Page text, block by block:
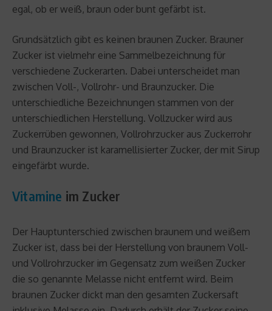
egal, ob er weiß, braun oder bunt gefärbt ist.
Grundsätzlich gibt es keinen braunen Zucker. Brauner
Zucker ist vielmehr eine Sammelbezeichnung für
verschiedene Zuckerarten. Dabei unterscheidet man
zwischen Voll-, Vollrohr- und Braunzucker. Die
unterschiedliche Bezeichnungen stammen von der
unterschiedlichen Herstellung. Vollzucker wird aus
Zuckerrüben gewonnen, Vollrohrzucker aus Zuckerrohr
und Braunzucker ist karamellisierter Zucker, der mit Sirup
eingefärbt wurde.
Vitamine im Zucker
Der Hauptunterschied zwischen braunem und weißem
Zucker ist, dass bei der Herstellung von braunem Voll-
und Vollrohrzucker im Gegensatz zum weißen Zucker
die so genannte Melasse nicht entfernt wird. Beim
braunen Zucker dickt man den gesamten Zuckersaft